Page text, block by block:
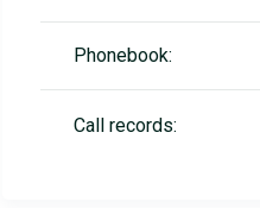
Phonebook:
Call records: